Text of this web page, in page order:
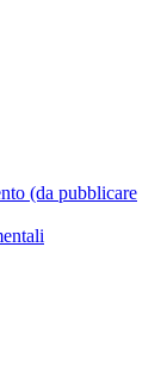
(da pubblicare